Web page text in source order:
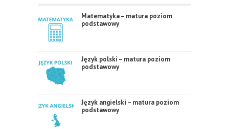
Matematyka – matura poziom
podstawowy
Język polski – matura poziom
podstawowy
Język angielski – matura poziom
podstawowy